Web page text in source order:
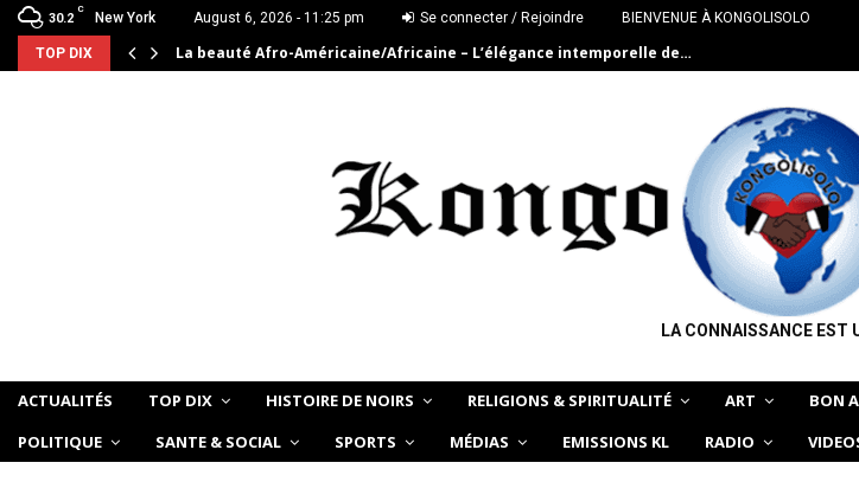
30.2
C
New York August 6, 2026 - 11:25 pm Se connecter / Rejoindre BIENVENUE À KONGOLISOLO
TOP DIX La beauté Afro-Américaine/Africaine – L’élégance intemporelle de…
LA CONNAISSANCE EST
ACTUALITÉS TOP DIX HISTOIRE DE NOIRS RELIGIONS & SPIRITUALITÉ ART BON
POLITIQUE
SANTE & SOCIAL SPORTS MÉDIAS EMISSIONS KL RADIO